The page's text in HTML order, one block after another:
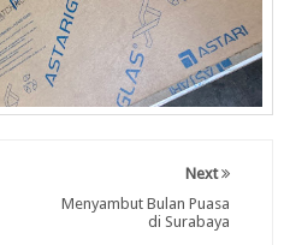
Next
Menyambut Bulan Puasa
di Surabaya